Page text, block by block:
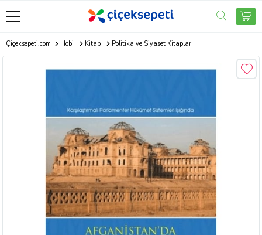
Çiçeksepeti.com Hobi Kitap Politika ve Siyaset Kitapları